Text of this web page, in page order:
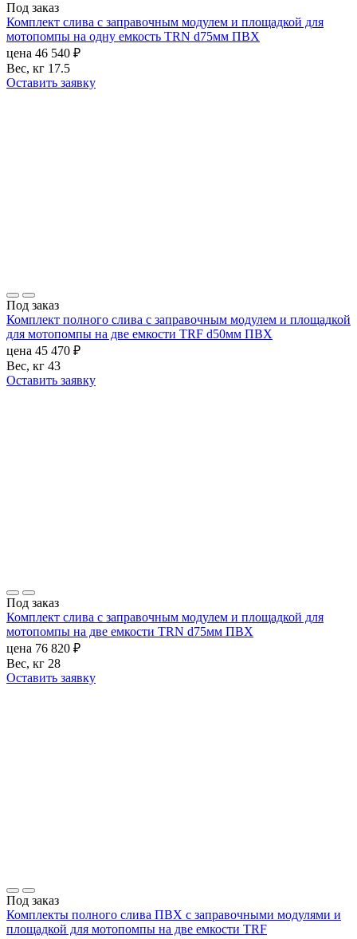
Под заказ
Комплект слива с заправочным модулем и площадкой для
мотопомпы на одну емкость TRN d75мм ПВХ
цена 46 540 ₽
Вес, кг 17.5
Оставить заявку
Под заказ
Комплект полного слива с заправочным модулем и площадкой
для мотопомпы на две емкости TRF d50мм ПВХ
цена 45 470 ₽
Вес, кг 43
Оставить заявку
Под заказ
Комплект слива с заправочным модулем и площадкой для
мотопомпы на две емкости TRN d75мм ПВХ
цена 76 820 ₽
Вес, кг 28
Оставить заявку
Под заказ
Комплекты полного слива ПВХ с заправочными модулями и
площадкой для мотопомпы на две емкости TRF